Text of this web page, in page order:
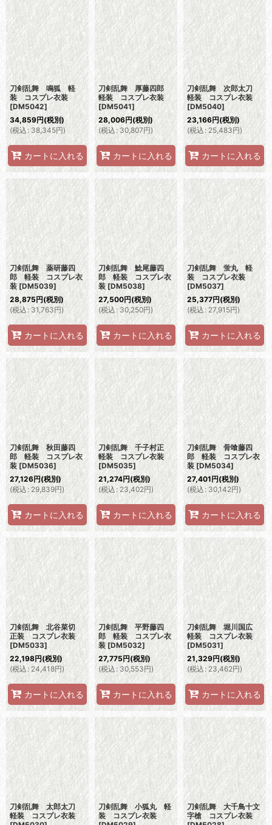
刀剣乱舞 鳴狐 軽
装 コスプレ衣装
[DM5042]
34,859円(税別)
(税込 : 38,345円)
カートに入れる
刀剣乱舞 厚藤四郎
軽装 コスプレ衣装
[DM5041]
28,006円(税別)
(税込 : 30,807円)
カートに入れる
刀剣乱舞 次郎太刀
軽装 コスプレ衣装
[DM5040]
23,166円(税別)
(税込 : 25,483円)
カートに入れる
刀剣乱舞 薬研藤四
郎 軽装 コスプレ衣
装 [DM5039]
28,875円(税別)
(税込: 31,763円)
カートに入れる
刀剣乱舞 鯰尾藤四
郎 軽装 コスプレ衣
装 [DM5038]
27,500円(税別)
(税込: 30,250円)
カートに入れる
刀剣乱舞 蛍丸 軽
装 コスプレ衣装
[DM5037]
25,377円(税別)
(税込 : 27,915円)
カートに入れる
刀剣乱舞 秋田藤四
郎 軽装 コスプレ衣
装 [DM5036]
27,126円(税別)
(税込 : 29,839円)
カートに入れる
刀剣乱舞 千子村正
軽装 コスプレ衣装
[DM5035]
21,274円(税別)
(税込: 23,402円)
カートに入れる
刀剣乱舞 骨喰藤四
郎 軽装 コスプレ衣
装 [DM5034]
27,401円(税別)
(税込 : 30,142円)
カートに入れる
刀剣乱舞 北谷菜切
正装 コスプレ衣装
[DM5033]
22,198円(税別)
(税込 : 24,418円)
カートに入れる
刀剣乱舞 平野藤四
郎 軽装 コスプレ衣
装 [DM5032]
27,775円(税別)
(税込: 30,553円)
カートに入れる
刀剣乱舞 堀川国広
軽装 コスプレ衣装
[DM5031]
21,329円(税別)
(税込 : 23,462円)
カートに入れる
刀剣乱舞 太郎太刀
軽装 コスプレ衣装
刀剣乱舞 小狐丸 軽
装 コスプレ衣装
刀剣乱舞 大千鳥十文
字槍 コスプレ衣装